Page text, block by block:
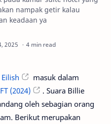
nampak getir kalau
keadaan ya
4 min read
masuk dalam
(2024)
. Suara Billie
oleh sebagian orang
Berikut merupakan